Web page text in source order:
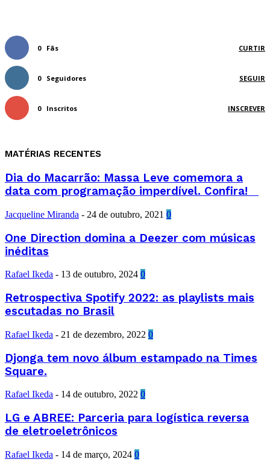
0 Fãs CURTIR
0 Seguidores SEGUIR
0 Inscritos INSCREVER
MATÉRIAS RECENTES
Dia do Macarrão: Massa Leve comemora a
data com programação imperdível. Confira!
Jacqueline Miranda - 24 de outubro, 2021 0
One Direction domina a Deezer com músicas
inéditas
Rafael Ikeda - 13 de outubro, 2024 0
Retrospectiva Spotify 2022: as playlists mais
escutadas no Brasil
Rafael Ikeda - 21 de dezembro, 2022 0
Djonga tem novo álbum estampado na Times
Square.
Rafael Ikeda - 14 de outubro, 2022 0
LG e ABREE: Parceria para logística reversa
de eletroeletrônicos
Rafael Ikeda - 14 de março, 2024 0